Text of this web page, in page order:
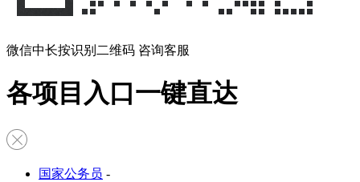
微信中长按识别二维码 咨询客服
各项目入口一键直达
国家公务员 -